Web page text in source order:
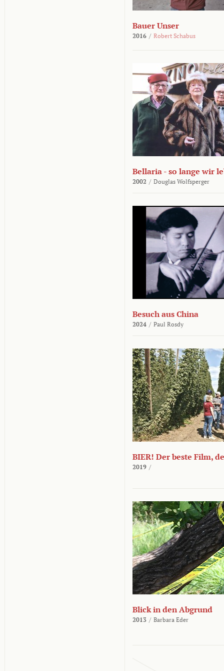
Bauer Unser
2016 / Robert Schabus
Bellaria - so lange wir
2002 / Douglas Wolfsperger
Besuch aus China
2024 / Paul Rosdy
BIER! Der beste Film,
2019 /
Blick in den Abgrund
2013 / Barbara Eder